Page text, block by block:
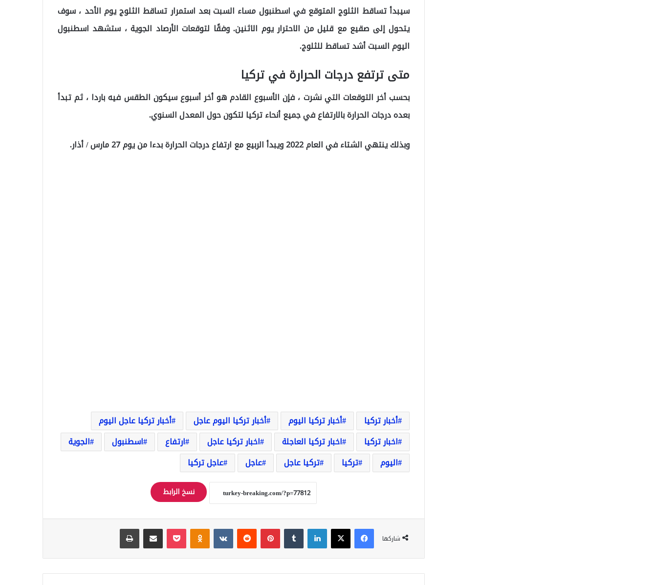
سيبدأ تساقط الثلوج المتوقع في اسطنبول مساء السبت بعد استمرار تساقط الثلوج يوم الأحد ، سوف
يتحول إلى صقيع مع قليل من الاحترار يوم الاثنين. وفقًا لتوقعات الأرصاد الجوية ، ستشهد اسطنبول
اليوم السبت أشد تساقط للثلوج.
متى ترتفع درجات الحرارة في تركيا
بحسب أخر التوقعات التي نشرت ، فإن الأسبوع القادم هو أخر أسبوع سيكون الطقس فيه باردا ، ثم تبدأ
بعده درجات الحرارة بالارتفاع في جميع أنحاء تركيا لتكون حول المعدل السنوي.
وبذلك ينتهي الشتاء في العام 2022 ويبدأ الربيع مع ارتفاع درجات الحرارة بدءا من يوم 27 مارس / أذار.
أخبار تركيا أخبار تركيا اليوم أخبار تركيا اليوم عاجل
أخبار تركيا عاجل اليوم
اخبار تركيا
اخبار تركيا العاجلة اخبار تركيا عاجل ارتفاع اسطنبول
الجوية
اليوم
تركيا تركيا عاجل عاجل عاجل تركيا
نسخ الرابط
شاركها
فيسبوك‫X لينكدإن بينتيريست Odnoklassniki
‫Pocket مشاركة عبر البريد طباعة